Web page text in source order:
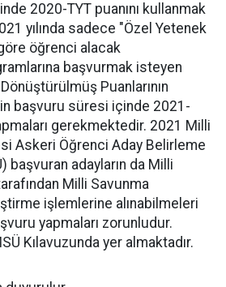
2020-TYT puanını kullanmak
yılında sadece "Özel Yetenek
öğrenci alacak
başvurmak isteyen
Puanlarının
başvuru süresi içinde 2021-
gerekmektedir. 2021 Milli
Askeri Öğrenci Aday Belirleme
başvuran adayların da Milli
Milli Savunma
işlemlerine alınabilmeleri
yapmaları zorunludur.
Kılavuzunda yer almaktadır.